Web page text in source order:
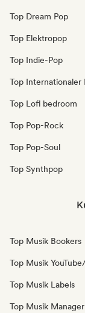
Top Dream Pop
Top Elektropop
Top Indie-Pop
Top Internationaler
Top Lofi bedroom
Top Pop-Rock
Top Pop-Soul
Top Synthpop
Top Musik Bookers
Top Musik
Top Musik Labels
Top Musik Manager